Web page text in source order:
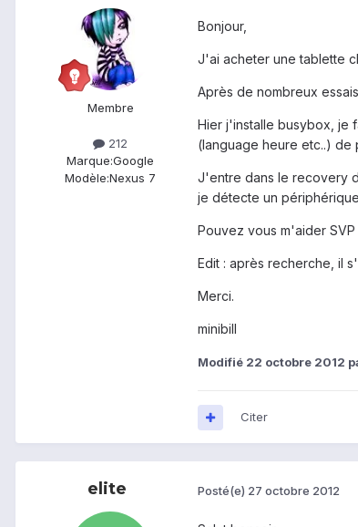
Membre
212
Marque:Google
Modèle:Nexus 7
Bonjour,
J'ai acheter une tablette
Après de nombreux
Hier j'installe busybox, je
(language heure etc..) de
J'entre dans le recovery
je détecte un
Pouvez vous m'aider SVP
Edit : après recherche, il
Merci.
minibill
Modifié 22 octobre 2012
Citer
elite Posté(e) 27 octobre 2012